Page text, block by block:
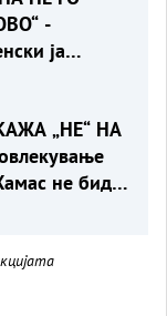
-
ја
„НЕ“ НА
не биде